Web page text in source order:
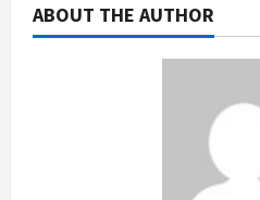
ABOUT THE AUTHOR